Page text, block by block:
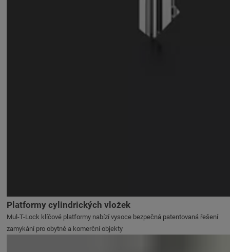
Platformy cylindrických vložek
Mul-T-Lock klíčové platformy nabízí vysoce bezpečná patentovaná řešení
zamykání pro obytné a komerční objekty